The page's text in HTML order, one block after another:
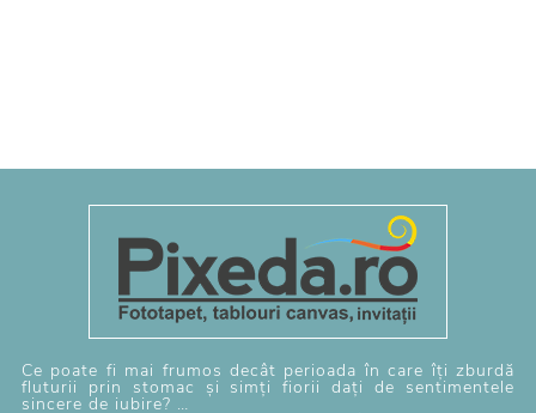
Ce poate fi mai frumos decât perioada în care îți zburdă
fluturii prin stomac și simți fiorii dați de sentimentele
sincere de iubire?